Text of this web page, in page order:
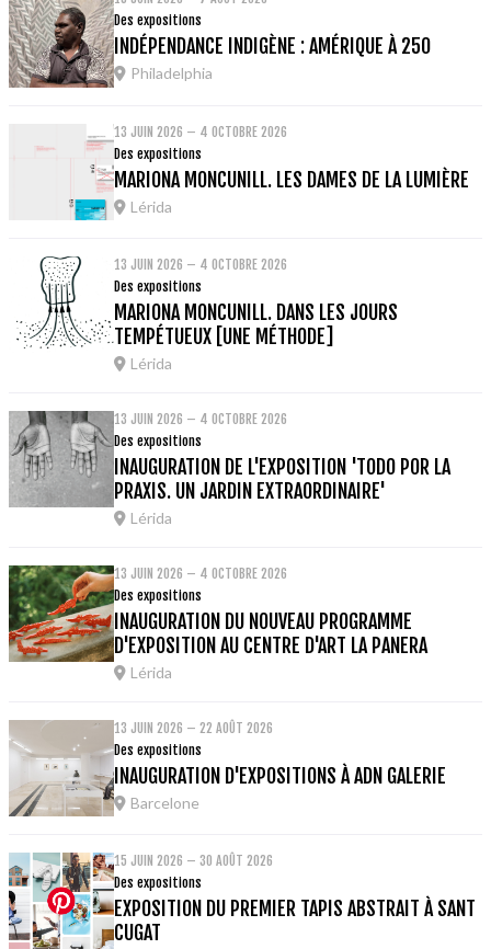
Des expositions
INDÉPENDANCE INDIGÈNE : AMÉRIQUE À 250
Philadelphia
13 JUIN 2026 – 4 OCTOBRE 2026
Des expositions
MARIONA MONCUNILL. LES DAMES DE LA LUMIÈRE
Lérida
13 JUIN 2026 – 4 OCTOBRE 2026
Des expositions
MARIONA MONCUNILL. DANS LES JOURS
TEMPÉTUEUX [UNE MÉTHODE]
Lérida
13 JUIN 2026 – 4 OCTOBRE 2026
Des expositions
INAUGURATION DE L'EXPOSITION 'TODO POR LA
PRAXIS. UN JARDIN EXTRAORDINAIRE'
Lérida
13 JUIN 2026 – 4 OCTOBRE 2026
Des expositions
INAUGURATION DU NOUVEAU PROGRAMME
D'EXPOSITION AU CENTRE D'ART LA PANERA
Lérida
13 JUIN 2026 – 22 AOÛT 2026
Des expositions
INAUGURATION D'EXPOSITIONS À ADN GALERIE
Barcelone
15 JUIN 2026 – 30 AOÛT 2026
Des expositions
EXPOSITION DU PREMIER TAPIS ABSTRAIT À SANT
CUGAT